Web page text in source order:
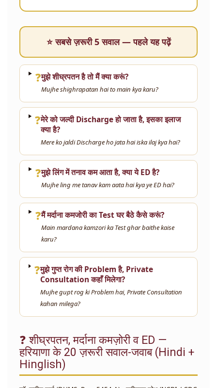
⭐ सबसे ज़रूरी 5 सवाल — पहले यह पढ़ें
❓मुझे शीघ्रपतन है तो मैं क्या करूं?
Mujhe shighrapatan hai to main kya karu?
❓मेरे को जल्दी Discharge हो जाता है, इसका इलाज
क्या है?
Mere ko jaldi Discharge ho jata hai iska ilaj kya hai?
❓मुझे लिंग में तनाव कम आता है, क्या ये ED है?
Mujhe ling me tanav kam aata hai kya ye ED hai?
❓मैं मर्दाना कमजोरी का Test घर बैठे कैसे करूं?
Main mardana kamzori ka Test ghar baithe kaise
karu?
❓मुझे गुप्त रोग की Problem है, Private
Consultation कहाँ मिलेगा?
Mujhe gupt rog ki Problem hai, Private Consultation
kahan milega?
❓ शीघ्रपतन, मर्दाना कमज़ोरी व ED —
हरियाणा के 20 ज़रूरी सवाल-जवाब (Hindi +
Hinglish)